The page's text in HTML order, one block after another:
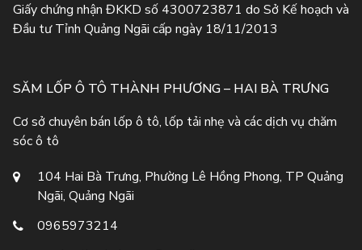
Giấy chứng nhận ĐKKD số 4300723871 do Sở Kế hoạch và
Đầu tư Tỉnh Quảng Ngãi cấp ngày 18/11/2013
SĂM LỐP Ô TÔ THÀNH PHƯƠNG – HAI BÀ TRƯNG
Cơ sở chuyên bán lốp ô tô, lốp tải nhẹ và các dịch vụ chăm
sóc ô tô
104 Hai Bà Trưng, Phường Lê Hồng Phong, TP Quảng
Ngãi, Quảng Ngãi
0965973214